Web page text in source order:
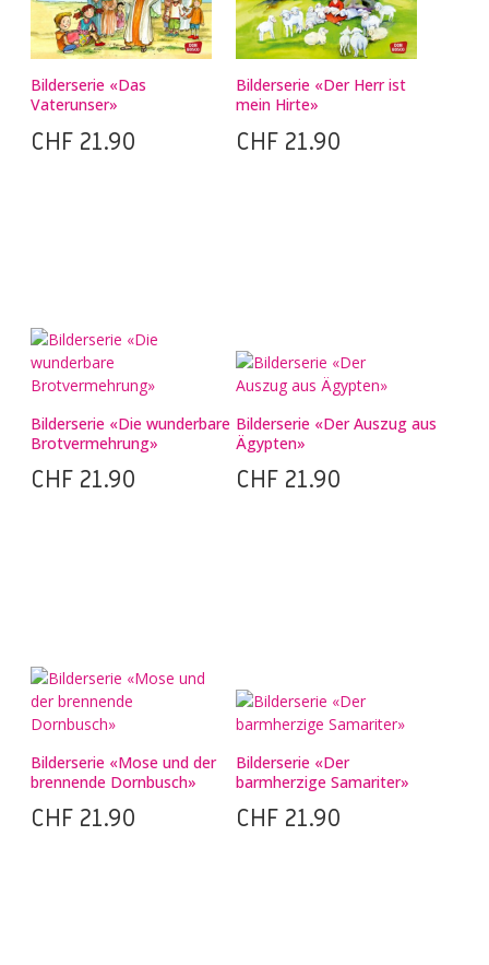
Bilderserie «Das
Vaterunser»
CHF 21.90
Bilderserie «Der Herr ist
mein Hirte»
CHF 21.90
Bilderserie «Die wunderbare
Brotvermehrung»
CHF 21.90
Bilderserie «Der Auszug aus
Ägypten»
CHF 21.90
Bilderserie «Mose und der
brennende Dornbusch»
CHF 21.90
Bilderserie «Der
barmherzige Samariter»
CHF 21.90